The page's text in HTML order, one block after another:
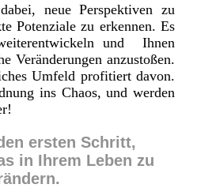
neue Perspektiven zu
Potenziale zu erkennen. Es
und Ihnen
Veränderungen anzustoßen.
Umfeld profitiert davon.
ins Chaos, und werden
ersten Schritt,
in Ihrem Leben zu